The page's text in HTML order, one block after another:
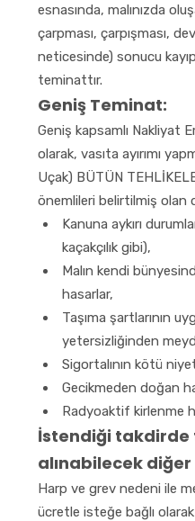
esnasında, malınızda
çarpması, çarpışması,
neticesinde) sonucu
teminattır.
Geniş Teminat:
Geniş kapsamlı Nakliyat
olarak, vasıta ayırımı
Uçak) BÜTÜN
önemlileri belirtilmiş olan
Kanuna aykırı
kaçakçılık gibi),
Malın kendi
hasarlar,
Taşıma şartlarının
yetersizliğinden
Sigortalının kötü
Gecikmeden doğan
Radyoaktif kirlenme
İstendiği takdirde
alınabilecek
Harp ve grev nedeni ile
ücretle isteğe bağlı